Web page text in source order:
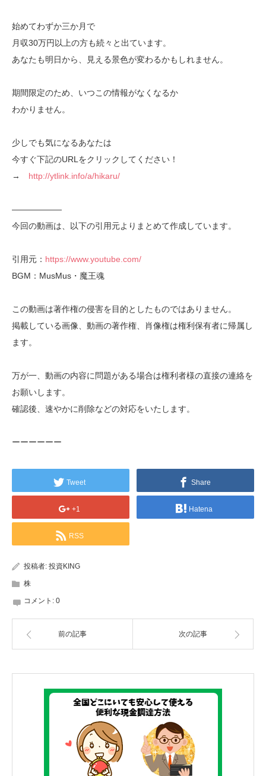
始めてわずか三か月で
月収30万円以上の方も続々と出ています。
あなたも明日から、見える景色が変わるかもしれません。
期間限定のため、いつこの情報がなくなるか
わかりません。
少しでも気になるあなたは
今すぐ下記のURLをクリックしてください！
→ http://ytlink.info/a/hikaru/
――――――
今回の動画は、以下の引用元よりまとめて作成しています。
引用元： https://www.youtube.com/
BGM：MusMus・魔王魂
この動画は著作権の侵害を目的としたものではありません。
掲載している画像、動画の著作権、肖像権は権利保有者に帰属し
ます。
万が一、動画の内容に問題がある場合は権利者様の直接の連絡を
お願いします。
確認後、速やかに削除などの対応をいたします。
ーーーーーー
Tweet Share
+1 Hatena
RSS
投稿者: 投資KING
株
コメント: 0
前の記事 次の記事